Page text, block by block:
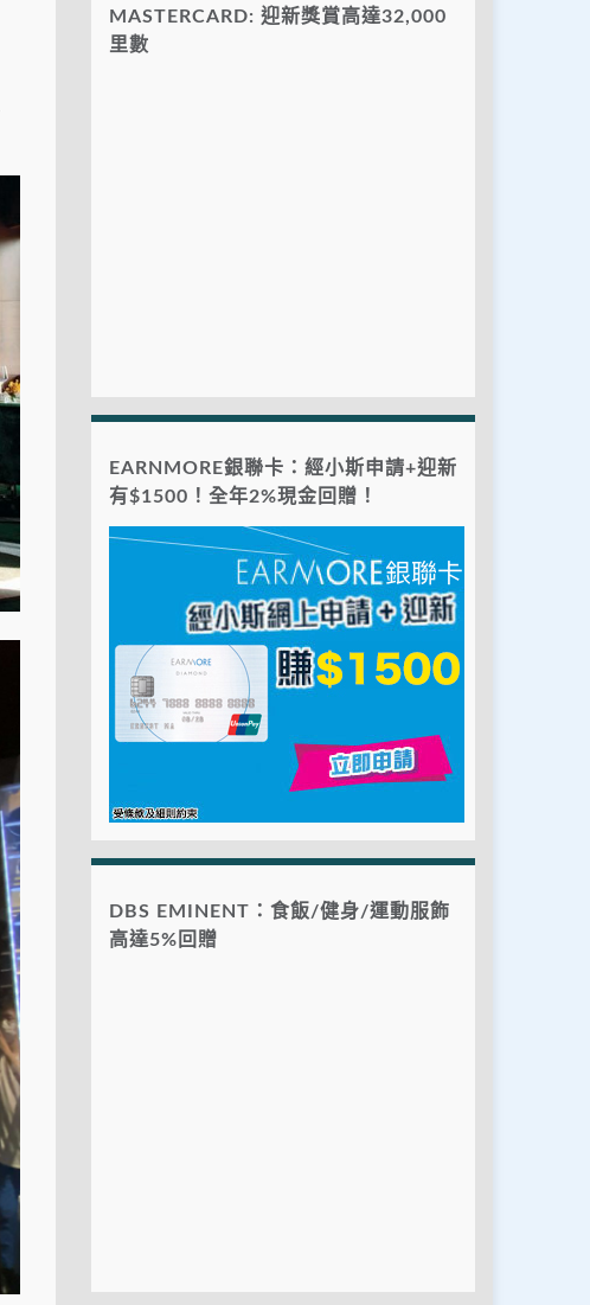
MASTERCARD: 迎新獎賞高達32,000
里數
EARNMORE銀聯卡：經小斯申請+迎新
有$1500！全年2%現金回贈！
DBS EMINENT：食飯/健身/運動服飾
高達5%回贈